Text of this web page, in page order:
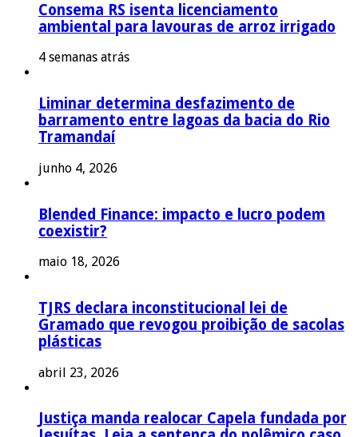
Consema RS isenta licenciamento
ambiental para lavouras de arroz irrigado
4 semanas atrás
Liminar determina desfazimento de
barramento entre lagoas da bacia do Rio
Tramandaí
junho 4, 2026
Blended Finance: impacto e lucro podem
coexistir?
maio 18, 2026
TJRS declara inconstitucional lei de
Gramado que revogou proibição de sacolas
plásticas
abril 23, 2026
Justiça manda realocar Capela fundada por